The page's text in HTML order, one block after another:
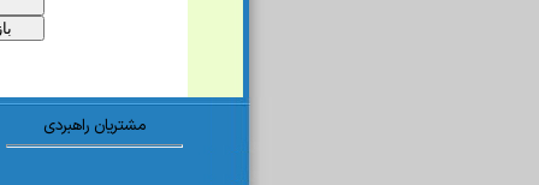
مشتریان راهبردی